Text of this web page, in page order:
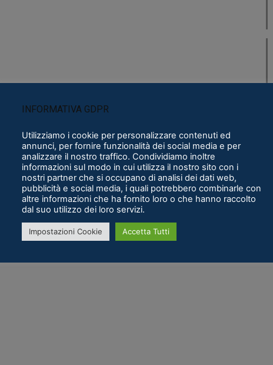
INFORMATIVA GDPR
Utilizziamo i cookie per personalizzare contenuti ed
annunci, per fornire funzionalità dei social media e per
analizzare il nostro traffico. Condividiamo inoltre
informazioni sul modo in cui utilizza il nostro sito con i
nostri partner che si occupano di analisi dei dati web,
pubblicità e social media, i quali potrebbero combinarle con
altre informazioni che ha fornito loro o che hanno raccolto
dal suo utilizzo dei loro servizi.
Impostazioni Cookie Accetta Tutti